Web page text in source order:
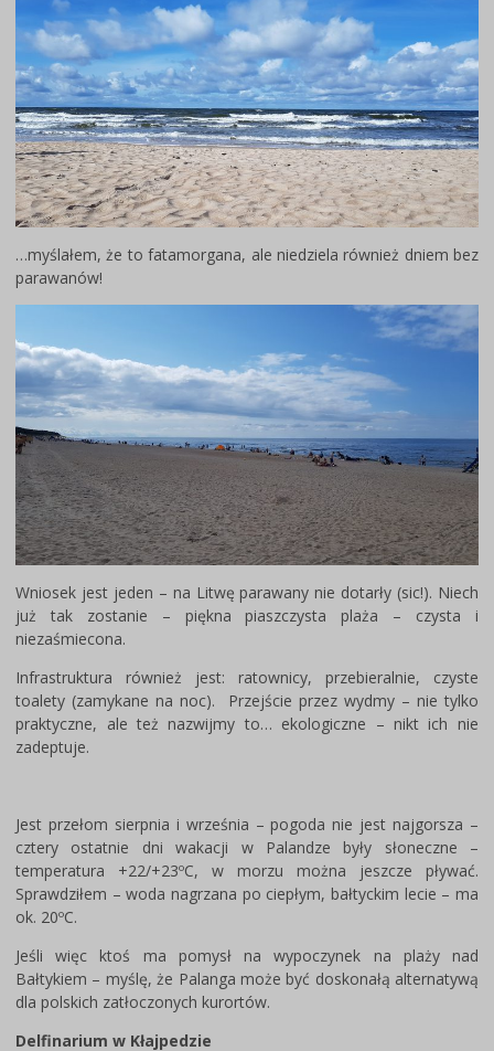
…myślałem, że to fatamorgana, ale niedziela również dniem bez
parawanów!
Wniosek jest jeden – na Litwę parawany nie dotarły (sic!). Niech
już tak zostanie – piękna piaszczysta plaża – czysta i
niezaśmiecona.
Infrastruktura również jest: ratownicy, przebieralnie, czyste
toalety (zamykane na noc). Przejście przez wydmy – nie tylko
praktyczne, ale też nazwijmy to… ekologiczne – nikt ich nie
zadeptuje.
Jest przełom sierpnia i września – pogoda nie jest najgorsza –
cztery ostatnie dni wakacji w Palandze były słoneczne –
temperatura +22/+23ºC, w morzu można jeszcze pływać.
Sprawdziłem – woda nagrzana po ciepłym, bałtyckim lecie – ma
ok. 20ºC.
Jeśli więc ktoś ma pomysł na wypoczynek na plaży nad
Bałtykiem – myślę, że Palanga może być doskonałą alternatywą
dla polskich zatłoczonych kurortów.
Delfinarium w Kłajpedzie